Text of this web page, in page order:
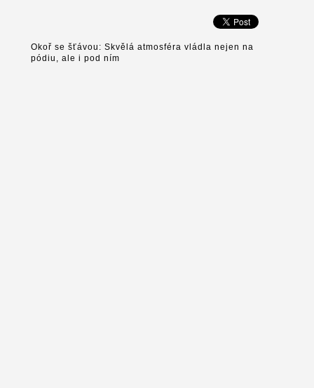
Okoř se šťávou: Skvělá atmosféra vládla nejen na
pódiu, ale i pod ním